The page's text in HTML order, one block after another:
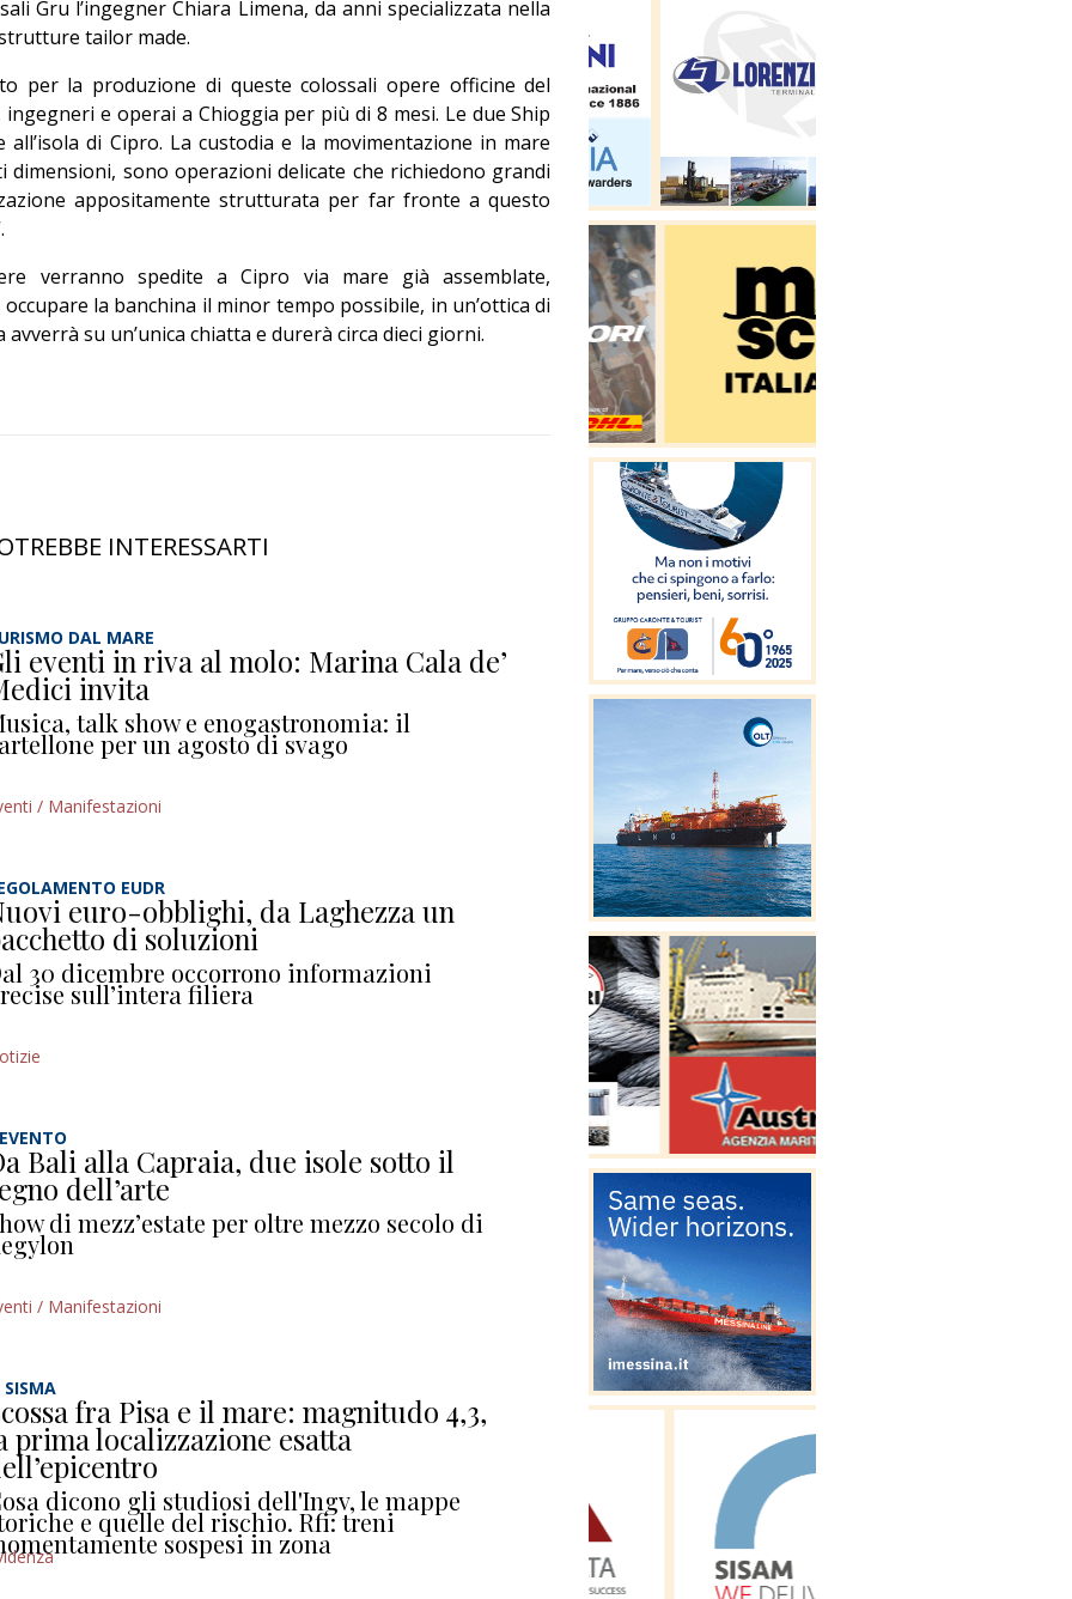
Gru l’ingegner Chiara Limena, da anni specializzata nella
tailor made.
per la produzione di queste colossali opere officine del
e operai a Chioggia per più di 8 mesi. Le due Ship
di Cipro. La custodia e la movimentazione in mare
sono operazioni delicate che richiedono grandi
appositamente strutturata per far fronte a questo
verranno spedite a Cipro via mare già assemblate,
la banchina il minor tempo possibile, in un’ottica di
su un’unica chiatta e durerà circa dieci giorni.
INTERESSARTI
DAL MARE
eventi in riva al molo: Marina Cala de’
invita
talk show e enogastronomia: il
per un agosto di svago
/ Manifestazioni
EUDR
euro-obblighi, da Laghezza un
di soluzioni
30 dicembre occorrono informazioni
sull’intera filiera
Bali alla Capraia, due isole sotto il
dell’arte
di mezz’estate per oltre mezzo secolo di
/ Manifestazioni
SISMA
fra Pisa e il mare: magnitudo 4,3,
prima localizzazione esatta
dicono gli studiosi dell'Ingv, le mappe
e quelle del rischio. Rfi: treni
sospesi in zona